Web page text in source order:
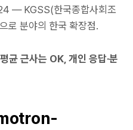
— KGSS(한국종합사회조
로 분야의 한국 확장점.
평균 근사는 OK, 개인 응답·분